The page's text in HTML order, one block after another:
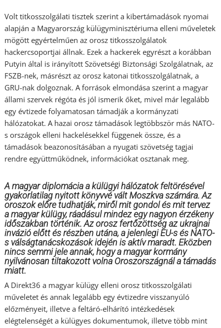
Volt titkosszolgálati tisztek szerint a kibertámadások nyomai
alapján a Magyarország külügyminisztériuma elleni műveletek
mögött egyértelműen az orosz titkosszolgálatok
hackercsoportjai állnak. Ezek a hackerek egyrészt a korábban
Putyin által is irányított Szövetségi Biztonsági Szolgálatnak, az
FSZB-nek, másrészt az orosz katonai titkosszolgálatnak, a
GRU-nak dolgoznak. A források elmondása szerint a magyar
állami szervek régóta és jól ismerik őket, mivel már legalább
egy évtizede folyamatosan támadják a kormányzati
hálózatokat. A hazai orosz támadások legtöbbször más NATO-
s országok elleni hackelésekkel függenek össze, és a
támadások beazonosításában a nyugati szövetség tagjai
rendre együttműködnek, információkat osztanak meg.
A magyar diplomácia a külügyi hálózatok feltörésével
gyakorlatilag nyitott könyvvé vált Moszkva számára. Az
oroszok előre tudhatják, miről mit gondol és mit tervez
a magyar külügy, ráadásul mindez egy nagyon érzékeny
időszakban történik. Az orosz fertőzöttség az ukrajnai
invázió előtt és részben utána, a jelenlegi EU-s és NATO-
s válságtanácskozások idején is aktív maradt. Eközben
nincs semmi jele annak, hogy a magyar kormány
nyilvánosan tiltakozott volna Oroszországnál a támadás
miatt.
A Direkt36 a magyar külügy elleni orosz titkosszolgálati
műveletet és annak legalább egy évtizedre visszanyúló
előzményeit, illetve a feltáró-elhárító intézkedések
elégtelenségét a külügyes dokumentumok, illetve több mint